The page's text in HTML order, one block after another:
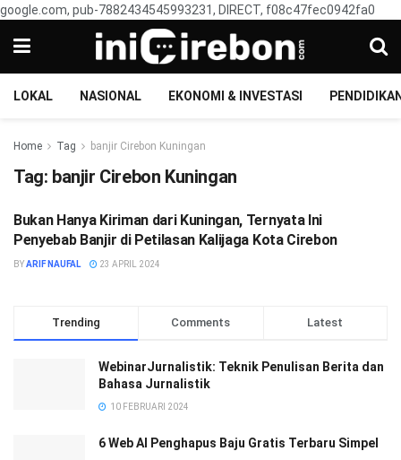
google.com, pub-7882434545993231, DIRECT, f08c47fec0942fa0
LOKAL NASIONAL EKONOMI & INVESTASI
Home Tag banjir Cirebon Kuningan
Tag: banjir Cirebon Kuningan
LOKAL
Bukan Hanya Kiriman dari Kuningan, Ternyata Ini
Penyebab Banjir di Petilasan Kalijaga Kota Cirebon
BYARIF NAUFAL 23 APRIL 2024
Trending Comments Latest
WebinarJurnalistik: Teknik Penulisan Berita dan
Bahasa Jurnalistik
10 FEBRUARI 2024
6 Web AI Penghapus Baju Gratis Terbaru Simpel